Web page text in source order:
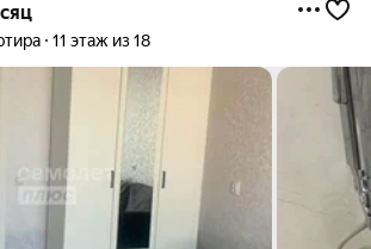
11 этаж из 18